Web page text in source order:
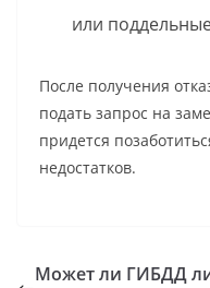
или
После получения
подать запрос на
придется
недостатков.
Может ли ГИБДД